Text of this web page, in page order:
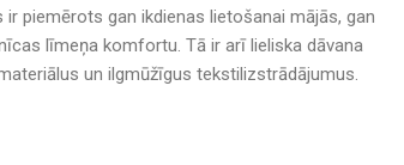
piemērots gan ikdienas lietošanai mājās, gan
līmeņa komfortu. Tā ir arī lieliska dāvana
un ilgmūžīgus tekstilizstrādājumus.